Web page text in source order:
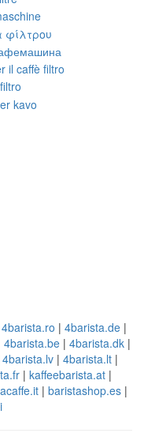
4barista.ro | 4barista.de |
4barista.be| 4barista.dk|
4barista.lv | 4barista.lt |
| kaffeebarista.at|
| baristashop.es|